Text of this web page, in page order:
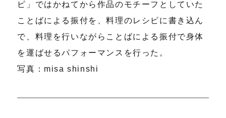
ピ」ではかねてから作品のモチーフとしていた
ことばによる振付を、料理のレシピに書き込ん
で、料理を行いながらことばによる振付で身体
を運ばせるパフォーマンスを行った。
写真：misa shinshi